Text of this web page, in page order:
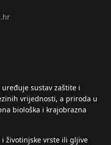
sustav zaštite i
vrijednosti, a priroda u
biološka i krajobrazna
i životinjske vrste ili gljive